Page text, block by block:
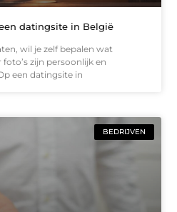
datingsite in België
wil je zelf bepalen wat
zijn persoonlijk en
een datingsite in
BEDRIJVEN